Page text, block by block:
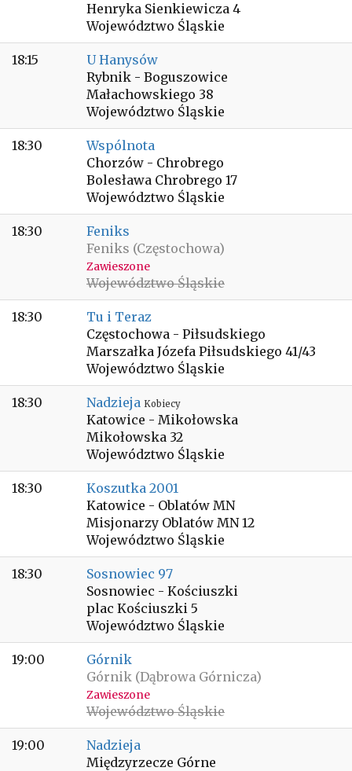
Henryka Sienkiewicza 4
Województwo Śląskie
18:15
U Hanysów
Rybnik - Boguszowice
Małachowskiego 38
Województwo Śląskie
18:30
Wspólnota
Chorzów - Chrobrego
Bolesława Chrobrego 17
Województwo Śląskie
18:30
Feniks
Feniks (Częstochowa)
Zawieszone
Województwo Śląskie
18:30
Tu i Teraz
Częstochowa - Piłsudskiego
Marszałka Józefa Piłsudskiego 41/43
Województwo Śląskie
18:30 Nadzieja Kobiecy
Katowice - Mikołowska
Mikołowska 32
Województwo Śląskie
18:30
Koszutka 2001
Katowice - Oblatów MN
Misjonarzy Oblatów MN 12
Województwo Śląskie
18:30
Sosnowiec 97
Sosnowiec - Kościuszki
plac Kościuszki 5
Województwo Śląskie
19:00
Górnik
Górnik (Dąbrowa Górnicza)
Zawieszone
Województwo Śląskie
19:00
Nadzieja
Międzyrzecze Górne